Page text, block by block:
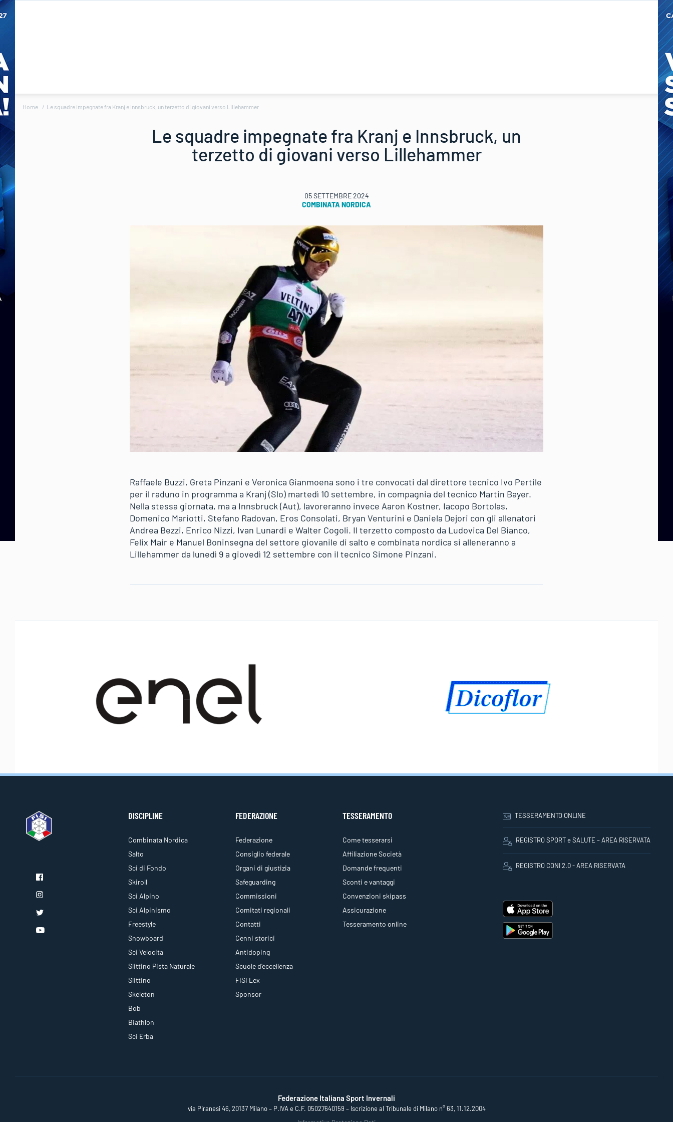
Home Le squadre impegnate fra Kranj e Innsbruck, un terzetto di giovani verso Lillehammer
Le squadre impegnate fra Kranj e Innsbruck, un
terzetto di giovani verso Lillehammer
05 SETTEMBRE 2024
COMBINATA NORDICA
Raffaele Buzzi, Greta Pinzani e Veronica Gianmoena sono i tre convocati dal direttore tecnico Ivo Pertile
per il raduno in programma a Kranj (Slo) martedì 10 settembre, in compagnia del tecnico Martin Bayer.
Nella stessa giornata, ma a Innsbruck (Aut), lavoreranno invece Aaron Kostner, Iacopo Bortolas,
Domenico Mariotti, Stefano Radovan, Eros Consolati, Bryan Venturini e Daniela Dejori con gli allenatori
Andrea Bezzi, Enrico Nizzi, Ivan Lunardi e Walter Cogoli. Il terzetto composto da Ludovica Del Bianco,
Felix Mair e Manuel Boninsegna del settore giovanile di salto e combinata nordica si alleneranno a
Lillehammer da lunedì 9 a giovedì 12 settembre con il tecnico Simone Pinzani.
DISCIPLINE
Combinata Nordica
Salto
Sci di Fondo
Skiroll
Sci Alpino
Sci Alpinismo
Freestyle
Snowboard
Sci Velocita
Slittino Pista Naturale
Slittino
Skeleton
Bob
Biathlon
Sci Erba
FEDERAZIONE
Federazione
Consiglio federale
Organi di giustizia
Safeguarding
Commissioni
Comitati regionali
Contatti
Cenni storici
Antidoping
Scuole d'eccellenza
FISI Lex
Sponsor
TESSERAMENTO
Come tesserarsi
Affiliazione Società
Domande frequenti
Sconti e vantaggi
Convenzioni skipass
Assicurazione
Tesseramento online
TESSERAMENTO ONLINE
REGISTRO SPORT e SALUTE – AREA RISERVATA
REGISTRO CONI 2.0 - AREA RISERVATA
Federazione Italiana Sport Invernali
via Piranesi 46, 20137 Milano – P.IVA e C.F. 05027640159 – Iscrizione al Tribunale di Milano n° 63, 11.12.2004